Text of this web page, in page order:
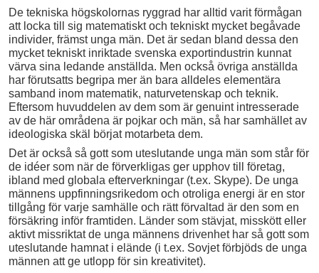
De tekniska högskolornas ryggrad har alltid varit förmågan
att locka till sig matematiskt och tekniskt mycket begåvade
individer, främst unga män. Det är sedan bland dessa den
mycket tekniskt inriktade svenska exportindustrin kunnat
värva sina ledande anställda. Men också övriga anställda
har förutsatts begripa mer än bara alldeles elementära
samband inom matematik, naturvetenskap och teknik.
Eftersom huvuddelen av dem som är genuint intresserade
av de här områdena är pojkar och män, så har samhället av
ideologiska skäl börjat motarbeta dem.
Det är också så gott som uteslutande unga män som står för
de idéer som när de förverkligas ger upphov till företag,
ibland med globala efterverkningar (t.ex. Skype). De unga
männens uppfinningsrikedom och otroliga energi är en stor
tillgång för varje samhälle och rätt förvaltad är den som en
försäkring inför framtiden. Länder som stävjat, misskött eller
aktivt missriktat de unga männens drivenhet har så gott som
uteslutande hamnat i elände (i t.ex. Sovjet förbjöds de unga
männen att ge utlopp för sin kreativitet).